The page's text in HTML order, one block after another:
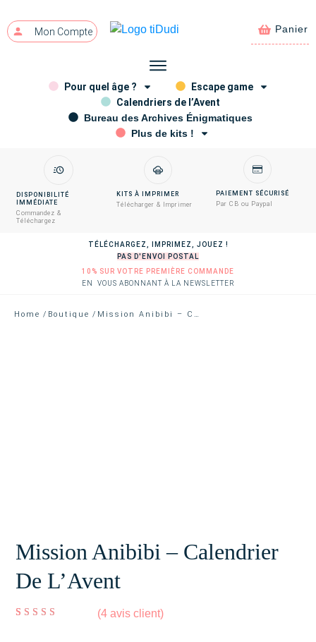
Mon Compte Panier
Pour quel âge ?
Escape game
Calendriers de l’Avent
Bureau des Archives Énigmatiques
Plus de kits !
DISPONIBILITÉ
IMMÉDIATE
Commandez &
Téléchargez
KITS À IMPRIMER
Télécharger & Imprimer
PAIEMENT SÉCURISÉ
Par CB ou Paypal
TÉLÉCHARGEZ, IMPRIMEZ, JOUEZ !
PAS D'ENVOI POSTAL
10% SUR VOTRE PREMIÈRE COMMANDE
EN VOUS ABONNANT À LA NEWSLETTER
Home / Boutique / Mission Anibibi – Calendrier de l’Avent
Mission Anibibi – Calendrier
De L’Avent
(4 avis client)